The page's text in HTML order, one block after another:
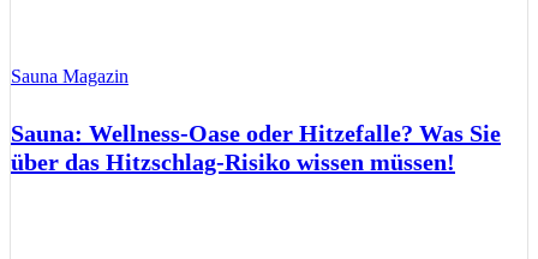
Sauna Magazin
Sauna: Wellness-Oase oder Hitzefalle? Was Sie
über das Hitzschlag-Risiko wissen müssen!